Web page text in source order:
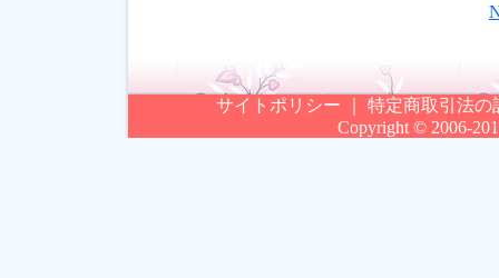
サイトポリシー
特定商取引法の
Copyright © 2006-